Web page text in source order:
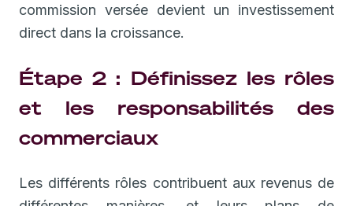
commission versée devient un investissement
direct dans la croissance.
Étape 2 : Définissez les rôles
et les responsabilités des
commerciaux
Les différents rôles contribuent aux revenus de